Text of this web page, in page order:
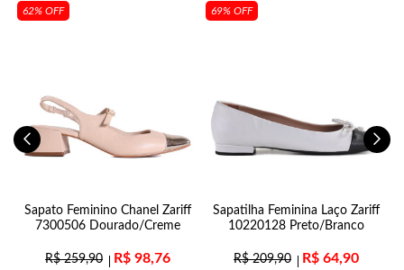
62% OFF
Sapato Feminino Chanel Zariff
7300506 Dourado/Creme
R$259,90 R$ 98,76
69% OFF
Sapatilha Feminina Laço Zariff
10220128 Preto/Branco
R$209,90 R$ 64,90